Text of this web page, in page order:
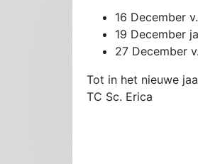
16 December
19 December
27 December
Tot in het nieuwe
TC Sc. Erica